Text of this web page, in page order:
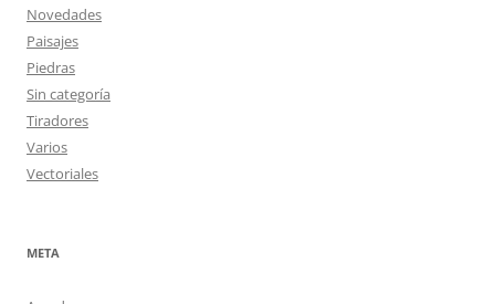
Novedades
Paisajes
Piedras
Sin categoría
Tiradores
Varios
Vectoriales
META